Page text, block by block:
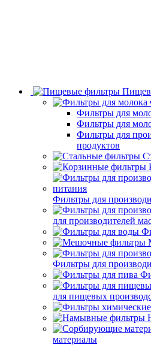
Фильтры для
Фильтры для
Фильтры для
продуктов
Фильтры для
для производителей
Фильтры для
для пищевых
материалы